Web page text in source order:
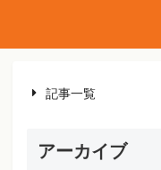
記事一覧
アーカイブ